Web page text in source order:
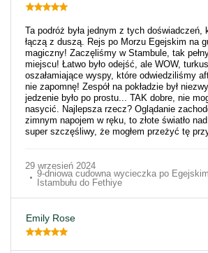
Ta podróż była jednym z tych doświadczeń,
łączą z duszą. Rejs po Morzu Egejskim na
magiczny! Zaczęliśmy w Stambule, tak
miejscu! Łatwo było odejść, ale WOW,
oszałamiające wyspy, które odwiedziliśmy
nie zapomnę! Zespół na pokładzie był
jedzenie było po prostu... TAK dobre, nie
nasycić. Najlepsza rzecz? Oglądanie
zimnym napojem w ręku, to złote światło
super szczęśliwy, że mogłem przeżyć tę
29 wrzesień 2024
9-dniowa cudowna wycieczka po
Istambułu do Fethiye
Emily Rose